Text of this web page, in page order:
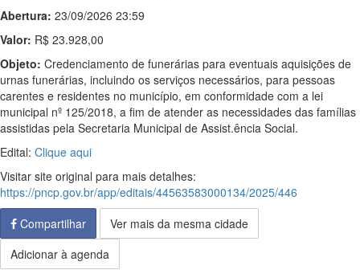
Abertura: 23/09/2026 23:59
Valor: R$ 23.928,00
Objeto: Credenciamento de funerárias para eventuais aquisições de
urnas funerárias, incluindo os serviços necessários, para pessoas
carentes e residentes no município, em conformidade com a lei
municipal nº 125/2018, a fim de atender as necessidades das famílias
assistidas pela Secretaria Municipal de Assist.ência Social.
Edital: Clique aqui
Visitar site original para mais detalhes:
https://pncp.gov.br/app/editais/44563583000134/2025/446
Compartilhar
Ver mais da mesma cidade
Adicionar à agenda